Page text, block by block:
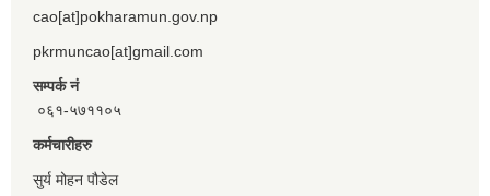
cao[at]pokharamun.gov.np
pkrmuncao[at]gmail.com
सम्पर्क नं
०६१-५७११०५
कर्मचारीहरु
सुर्य मोहन पौडेल